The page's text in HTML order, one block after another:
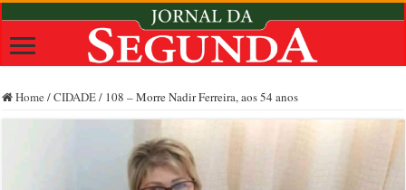
Home /CIDADE/ 108 – Morre Nadir Ferreira, aos 54 anos